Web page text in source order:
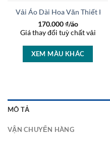
Vải Áo Dài Hoa Văn Thiết
170.000₫/áo
Giá thay đổi tuỳ chất vải
XEM MÀU KHÁC
AD 46448
MÔ TẢ
VẬN CHUYỂN HÀNG